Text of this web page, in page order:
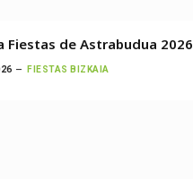
Fiestas de Astrabudua 2026
FIESTAS BIZKAIA